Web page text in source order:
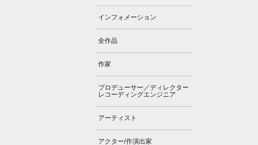
インフォメーション
全作品
作家
プロデューサー／ディレクター
レコーディングエンジニア
アーティスト
アクター/作演出家